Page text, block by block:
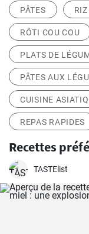
PÂTES RIZ
RÔTI COU COU
PLATS DE
PÂTES AUX
CUISINE
REPAS RAPIDES
Recettes
TASTElist